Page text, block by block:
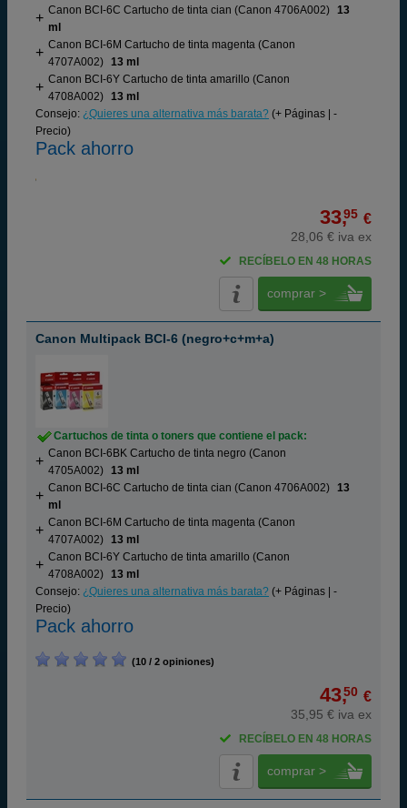
Canon BCI-6C Cartucho de tinta cian (Canon 4706A002) 13
ml
Canon BCI-6M Cartucho de tinta magenta (Canon
4707A002) 13 ml
Canon BCI-6Y Cartucho de tinta amarillo (Canon
4708A002) 13 ml
Consejo: ¿Quieres una alternativa más barata? (+ Páginas | -
Precio)
Pack ahorro
33,95 €
28,06 € iva ex
RECÍBELO EN 48 HORAS
comprar >
Canon Multipack BCI-6 (negro+c+m+a)
Cartuchos de tinta o toners que contiene el pack:
Canon BCI-6BK Cartucho de tinta negro (Canon
4705A002) 13 ml
Canon BCI-6C Cartucho de tinta cian (Canon 4706A002) 13
ml
Canon BCI-6M Cartucho de tinta magenta (Canon
4707A002) 13 ml
Canon BCI-6Y Cartucho de tinta amarillo (Canon
4708A002) 13 ml
Consejo: ¿Quieres una alternativa más barata? (+ Páginas | -
Precio)
Pack ahorro
(10 / 2 opiniones)
43,50 €
35,95 € iva ex
RECÍBELO EN 48 HORAS
comprar >